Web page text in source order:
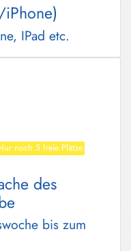
IPad etc.
noch 5 freie Plätze
des
bis zum